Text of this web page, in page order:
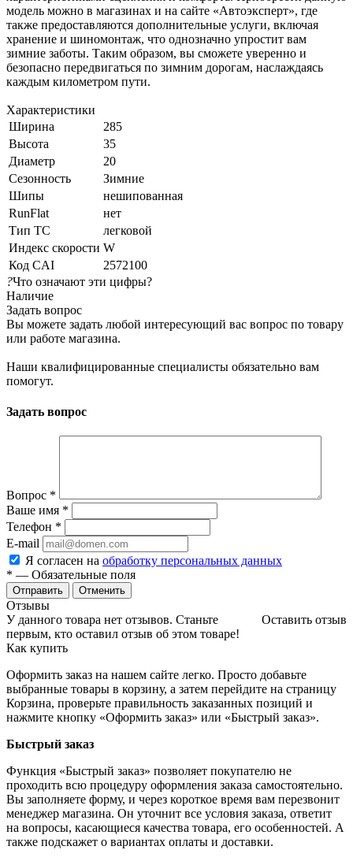
модель можно в магазинах и на сайте «Автоэксперт», где
также предоставляются дополнительные услуги, включая
хранение и шиномонтаж, что однозначно упростит вам
зимние заботы. Таким образом, вы сможете уверенно и
безопасно передвигаться по зимним дорогам, наслаждаясь
каждым километром пути.
Характеристики
Ширина
285
Высота
35
Диаметр
20
Сезонность
Зимние
Шипы
нешипованная
RunFlat
нет
Тип ТС
легковой
Индекс скорости W
Код CAI
2572100
?Что означают эти цифры?
Наличие
Задать вопрос
Вы можете задать любой интересующий вас вопрос по товару
или работе магазина.
Наши квалифицированные специалисты обязательно вам
помогут.
Задать вопрос
Вопрос *
Ваше имя *
Телефон *
E-mail
Я согласен на обработку персональных данных
* — Обязательные поля
Отменить
Отзывы
Оставить отзыв
У данного товара нет отзывов. Станьте
первым, кто оставил отзыв об этом товаре!
Как купить
Оформить заказ на нашем сайте легко. Просто добавьте
выбранные товары в корзину, а затем перейдите на страницу
Корзина, проверьте правильность заказанных позиций и
нажмите кнопку «Оформить заказ» или «Быстрый заказ».
Быстрый заказ
Функция «Быстрый заказ» позволяет покупателю не
проходить всю процедуру оформления заказа самостоятельно.
Вы заполняете форму, и через короткое время вам перезвонит
менеджер магазина. Он уточнит все условия заказа, ответит
на вопросы, касающиеся качества товара, его особенностей. А
также подскажет о вариантах оплаты и доставки.